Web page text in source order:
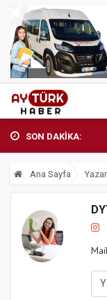
SON DAKİKA:
Ana Sayfa